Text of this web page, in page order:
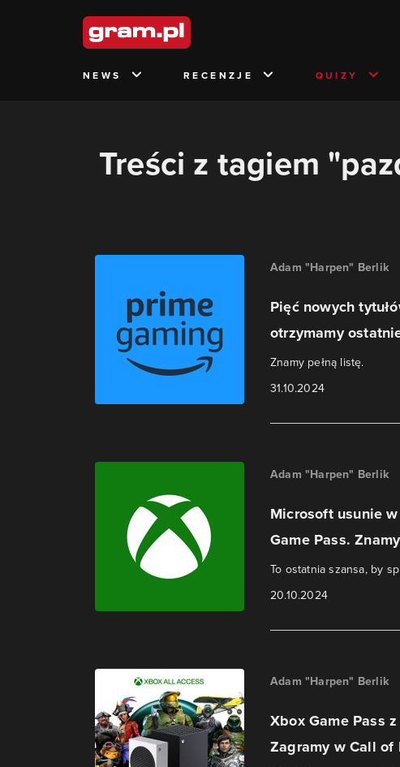
NEWS RECENZJE QUIZY
Treści z tagiem
Adam "Harpen" Berlik
Pięć nowych
otrzymamy
Znamy pełną listę.
31.10.2024
Adam "Harpen" Berlik
Microsoft usunie
Game Pass.
To ostatnia szansa, by
20.10.2024
Adam "Harpen" Berlik
Xbox Game Pass
Zagramy w Call of